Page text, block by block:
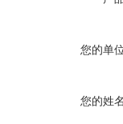
您的单
您的姓